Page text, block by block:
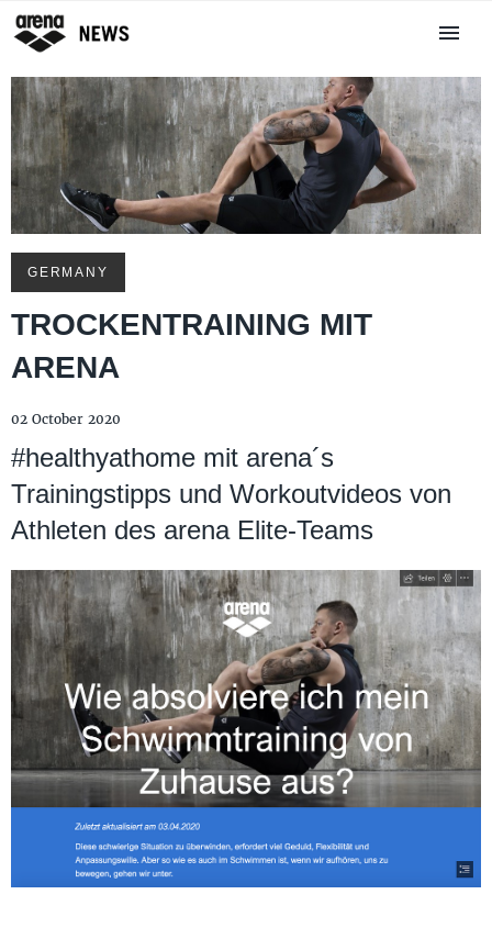
GERMANY
TROCKENTRAINING MIT
ARENA
02 October 2020
#healthyathome mit arena´s
Trainingstipps und Workoutvideos von
Athleten des arena Elite-Teams